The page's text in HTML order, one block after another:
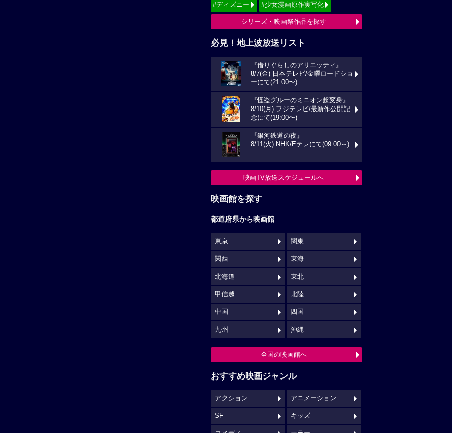
#ディズニー #少女漫画原作実写化
シリーズ・映画祭作品を探す
必見！地上波放送リスト
『借りぐらしのアリエッティ』
8/7(金) 日本テレビ/金曜ロードショ
ーにて(21:00〜)
『怪盗グルーのミニオン超変身』
8/10(月) フジテレビ/最新作公開記
念にて(19:00〜)
『銀河鉄道の夜』
8/11(火) NHK/Eテレにて(09:00～)
映画TV放送スケジュールへ
映画館を探す
都道府県から映画館
東京 関東
関西 東海
北海道 東北
甲信越 北陸
中国 四国
九州 沖縄
全国の映画館へ
おすすめ映画ジャンル
アクション アニメーション
SF キッズ